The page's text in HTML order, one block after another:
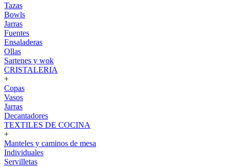
Tazas
Bowls
Jarras
Fuentes
Ensaladeras
Ollas
Sartenes y wok
CRISTALERIA
+
Copas
Vasos
Jarras
Decantadores
TEXTILES DE COCINA
+
Manteles y caminos de mesa
Individuales
Servilletas